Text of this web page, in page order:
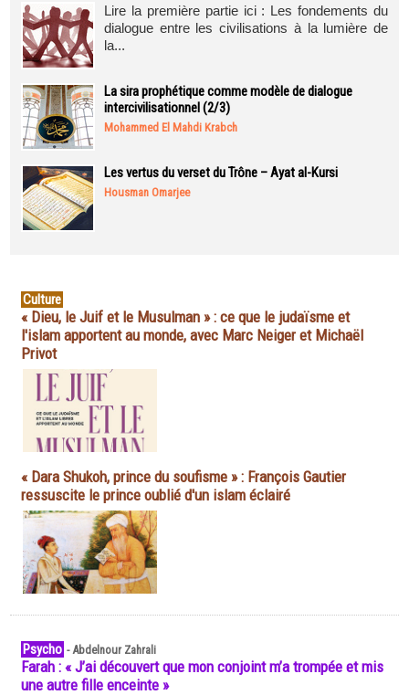
Lire la première partie ici : Les fondements du
dialogue entre les civilisations à la lumière de
la...
La sira prophétique comme modèle de dialogue
intercivilisationnel (2/3)
Mohammed El Mahdi Krabch
Les vertus du verset du Trône – Ayat al-Kursi
Housman Omarjee
Culture
« Dieu, le Juif et le Musulman » : ce que le judaïsme et
l'islam apportent au monde, avec Marc Neiger et Michaël
Privot
« Dara Shukoh, prince du soufisme » : François Gautier
ressuscite le prince oublié d'un islam éclairé
Psycho -Abdelnour Zahrali
Farah : « J’ai découvert que mon conjoint m’a trompée et mis
une autre fille enceinte »